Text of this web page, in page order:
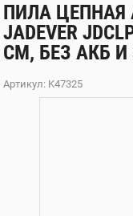
ПИЛА ЦЕПНАЯ
JADEVER
СМ, БЕЗ АКБ И
Артикул: K47325